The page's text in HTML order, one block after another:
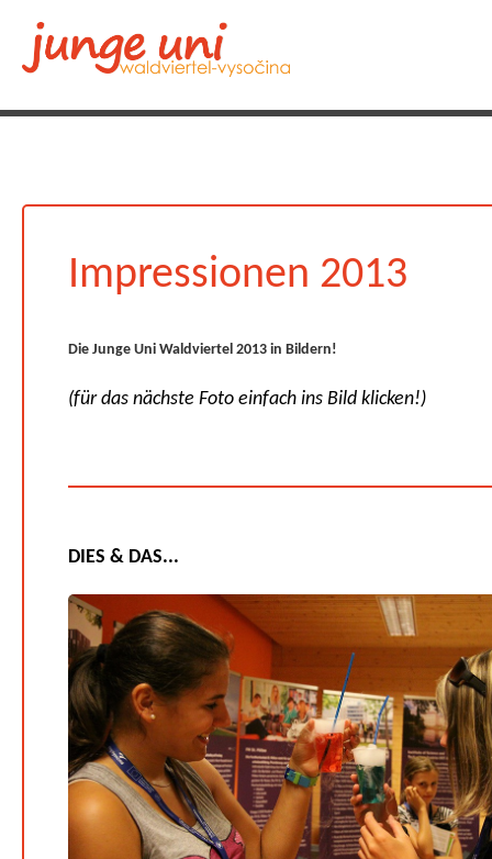
Impressionen 2013
Die Junge Uni Waldviertel 2013 in Bildern!
(für das nächste Foto einfach ins Bild klicken!)
DIES & DAS...